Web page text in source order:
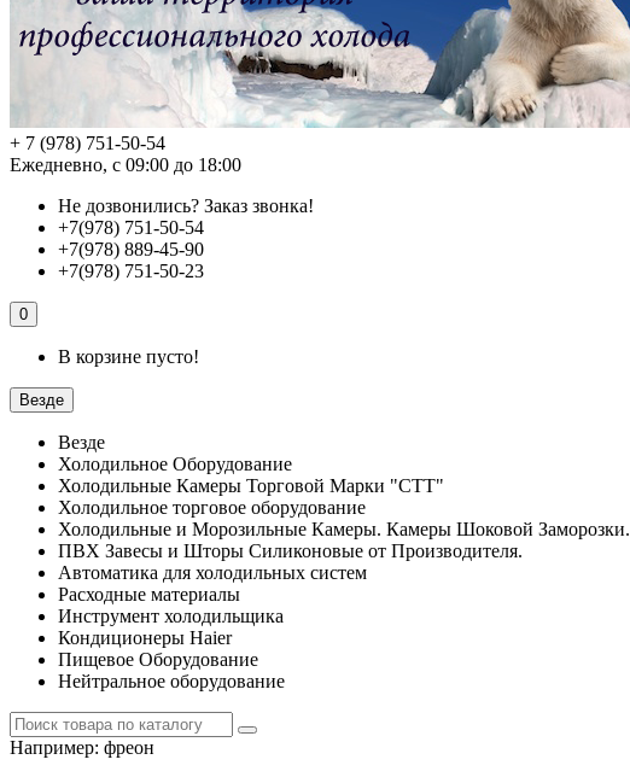
+ 7 (978) 751-50-54
Ежедневно, с 09:00 до 18:00
Не дозвонились? Заказ звонка!
+7(978) 751-50-54
+7(978) 889-45-90
+7(978) 751-50-23
0
В корзине пусто!
Везде
Везде
Холодильное Оборудование
Холодильные Камеры Торговой Марки "СТТ"
Холодильное торговое оборудование
Холодильные и Морозильные Камеры. Камеры Шоковой Заморозки.
ПВХ Завесы и Шторы Силиконовые от Производителя.
Автоматика для холодильных систем
Расходные материалы
Инструмент холодильщика
Кондиционеры Haier
Пищевое Оборудование
Нейтральное оборудование
Например: фреон